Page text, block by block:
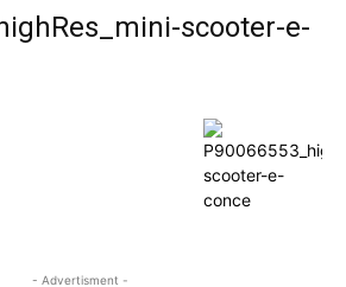
scooter-e-
- Advertisment -